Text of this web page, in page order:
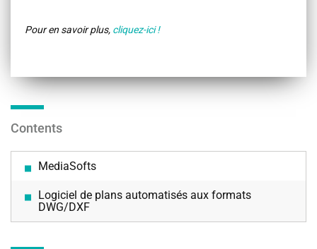
Pour en savoir plus, cliquez-ici !
Contents
MediaSofts
Logiciel de plans automatisés aux formats
DWG/DXF